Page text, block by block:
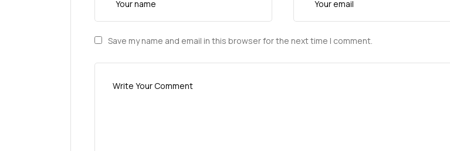
Save my name and email in this browser for the next time I comment.